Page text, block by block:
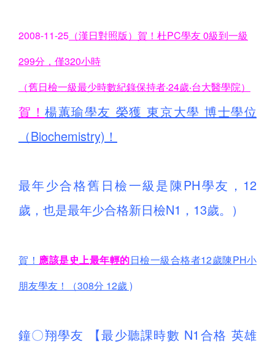
2008-11-25 （漢日對照版）賀！杜PC學友 0級到一級
299分，僅320小時
（舊日檢一級最少時數紀錄保持者‧24歲‧台大醫學院）
賀！楊蕙瑜學友 榮獲 東京大學 博士學位
（Biochemistry)！
最年少合格舊日檢一級是陳PH學友，12
歲，也是最年少合格新日檢N1，13歲。）
賀！ 應該是史上最年輕的日檢一級合格者12歲陳PH小
朋友學友！（308分 12歲 )
鐘〇翔學友 【最少聽課時數 N1合格 英雄